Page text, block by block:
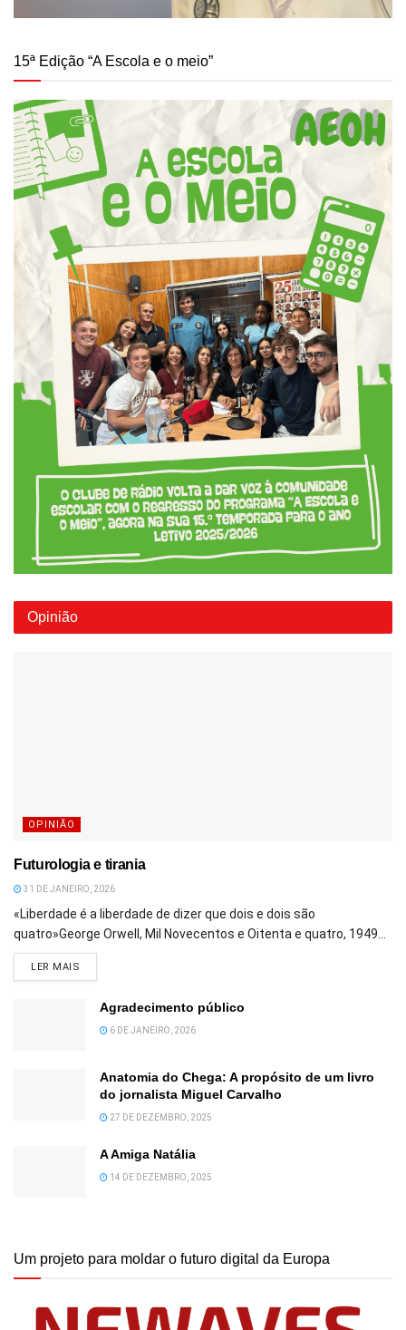
15ª Edição “A Escola e o meio”
Opinião
OPINIÃO
Futurologia e tirania
31 DE JANEIRO, 2026
«Liberdade é a liberdade de dizer que dois e dois são
quatro»George Orwell, Mil Novecentos e Oitenta e quatro, 1949...
LER MAIS
Agradecimento público
6 DE JANEIRO, 2026
Anatomia do Chega: A propósito de um livro
do jornalista Miguel Carvalho
27 DE DEZEMBRO, 2025
A Amiga Natália
14 DE DEZEMBRO, 2025
Um projeto para moldar o futuro digital da Europa